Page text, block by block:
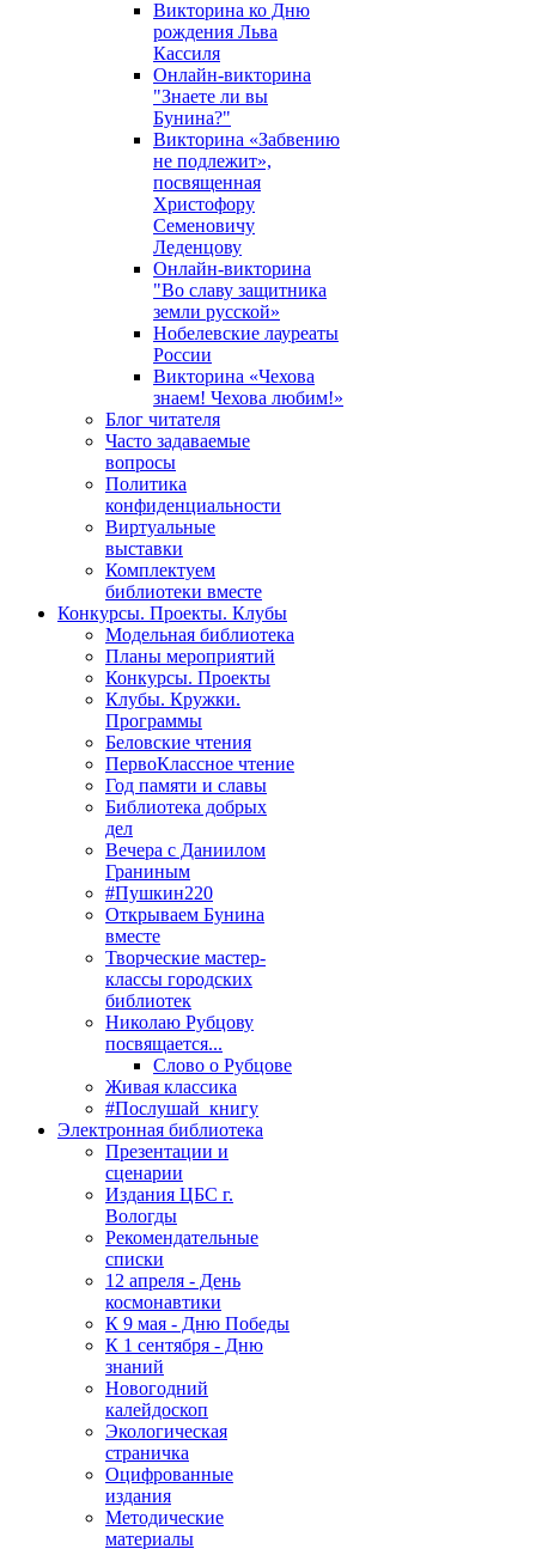
Викторина ко Дню
рождения Льва
Кассиля
Онлайн-викторина
"Знаете ли вы
Бунина?"
Викторина «Забвению
не подлежит»,
посвященная
Христофору
Семеновичу
Леденцову
Онлайн-викторина
"Во славу защитника
земли русской»
Нобелевские лауреаты
России
Викторина «Чехова
знаем! Чехова любим!»
Блог читателя
Часто задаваемые
вопросы
Политика
конфиденциальности
Виртуальные
выставки
Комплектуем
библиотеки вместе
Конкурсы. Проекты. Клубы
Модельная библиотека
Планы мероприятий
Конкурсы. Проекты
Клубы. Кружки.
Программы
Беловские чтения
ПервоКлассное чтение
Год памяти и славы
Библиотека добрых
дел
Вечера с Даниилом
Граниным
#Пушкин220
Открываем Бунина
вместе
Творческие мастер-
классы городских
библиотек
Николаю Рубцову
посвящается...
Слово о Рубцове
Живая классика
#Послушай_книгу
Электронная библиотека
Презентации и
сценарии
Издания ЦБС г.
Вологды
Рекомендательные
списки
12 апреля - День
космонавтики
К 9 мая - Дню Победы
К 1 сентября - Дню
знаний
Новогодний
калейдоскоп
Экологическая
страничка
Оцифрованные
издания
Методические
материалы